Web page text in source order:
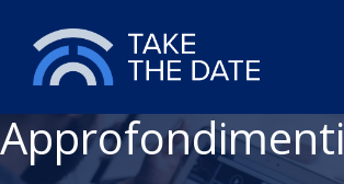
Approfondimenti